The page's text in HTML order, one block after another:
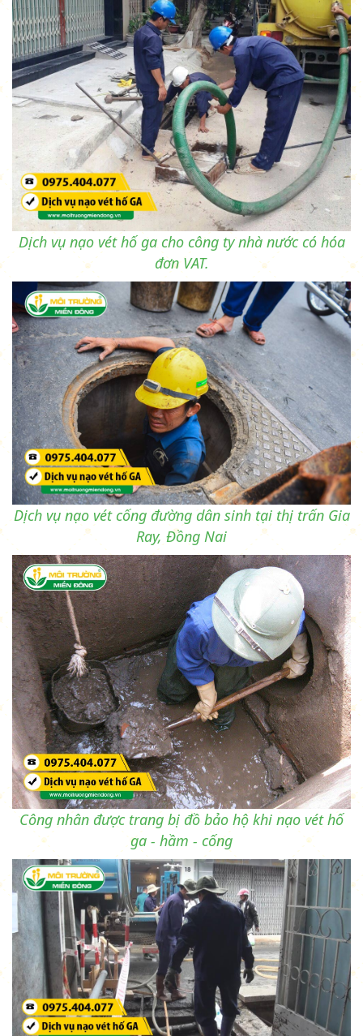
Dịch vụ nạo vét hố ga cho công ty nhà nước có hóa
đơn VAT.
Dịch vụ nạo vét cống đường dân sinh tại thị trấn Gia
Ray, Đồng Nai
Công nhân được trang bị đồ bảo hộ khi nạo vét hố
ga - hầm - cống